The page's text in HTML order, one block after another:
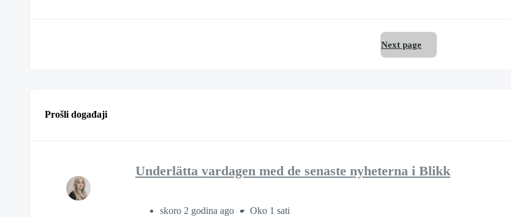
Next page
Prošli događaji
Underlätta vardagen med de senaste nyheterna i Blikk
skoro 2 godina ago Oko 1 sati